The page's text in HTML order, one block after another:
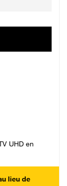
UHD en
lieu de